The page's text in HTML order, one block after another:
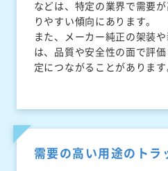
などは、特定の業界で需要
りやすい傾向にあります。
また、メーカー純正の架装
は、品質や安全性の面で評
定につながることがあります
需要の高い用途のトラ